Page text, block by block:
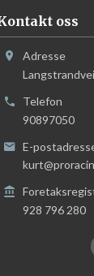
oss
Adresse
Telefon
90897050
E-
928 796 280